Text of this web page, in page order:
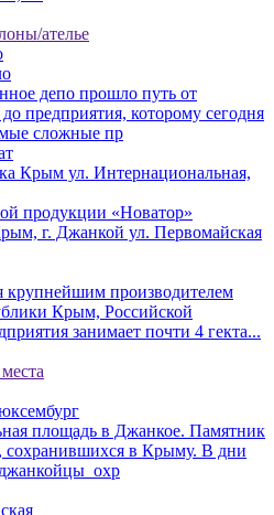
ателье
депо прошло путь от
предприятия, которому сегодня
сложные пр
Крым ул. Интернациональная,
продукции «Новатор»
г. Джанкой ул. Первомайская
производителем
Крым, Российской
занимает почти 4 гекта...
площадь в Джанкое. Памятник
сохранившихся в Крыму. В дни
охр